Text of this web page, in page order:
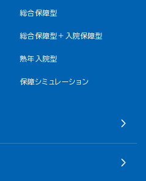
総合保障型
総合保障型＋入院保障型
熟年入院型
保障シミュレーション